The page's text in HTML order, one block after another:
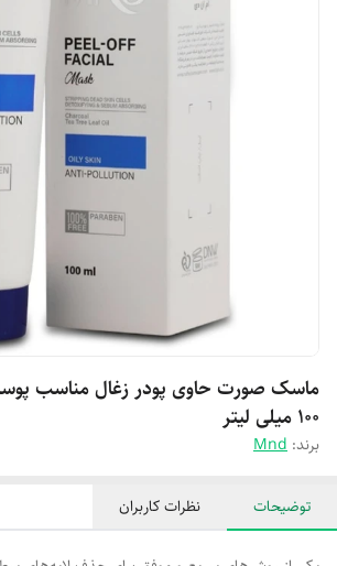
ماسک صورت حاوی پودر زغال مناسب
۱۰۰ میلی لیتر
برند: Mnd
توضیحات نظرات کاربران